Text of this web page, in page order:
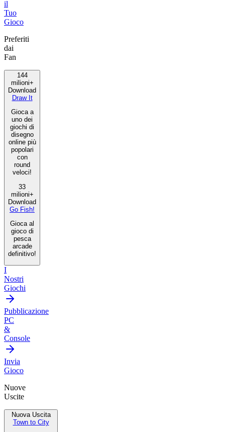
il
Tuo
Gioco
Preferiti
dai
Fan
144
milioni+
Download
Draw It
Gioca a
uno dei
giochi di
disegno
online più
popolari
con
round
veloci!
33
milioni+
Download
Go Fish!
Gioca al
gioco di
pesca
arcade
definitivo!
I
Nostri
Giochi
Pubblicazione
PC
&
Console
Invia
Gioco
Nuove
Uscite
Nuova Uscita
Town to City